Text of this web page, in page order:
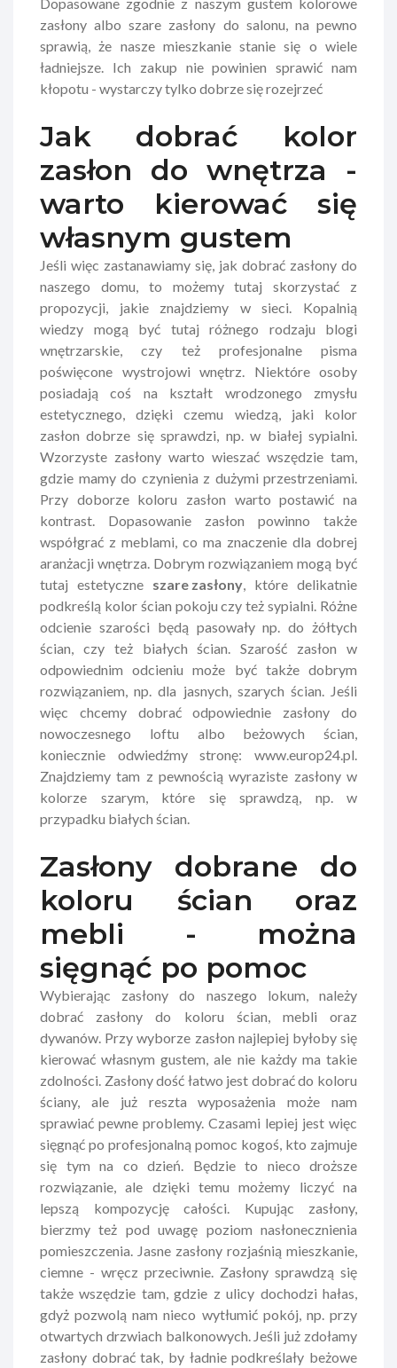
zasłony albo szare zasłony do salonu, na pewno
sprawią, że nasze mieszkanie stanie się o wiele
ładniejsze. Ich zakup nie powinien sprawić nam
kłopotu - wystarczy tylko dobrze się rozejrzeć
Jak dobrać kolor
zasłon do wnętrza -
warto kierować się
własnym gustem
Jeśli więc zastanawiamy się, jak dobrać zasłony do
naszego domu, to możemy tutaj skorzystać z
propozycji, jakie znajdziemy w sieci. Kopalnią
wiedzy mogą być tutaj różnego rodzaju blogi
wnętrzarskie, czy też profesjonalne pisma
poświęcone wystrojowi wnętrz. Niektóre osoby
posiadają coś na kształt wrodzonego zmysłu
estetycznego, dzięki czemu wiedzą, jaki kolor
zasłon dobrze się sprawdzi, np. w białej sypialni.
Wzorzyste zasłony warto wieszać wszędzie tam,
gdzie mamy do czynienia z dużymi przestrzeniami.
Przy doborze koloru zasłon warto postawić na
kontrast. Dopasowanie zasłon powinno także
współgrać z meblami, co ma znaczenie dla dobrej
aranżacji wnętrza. Dobrym rozwiązaniem mogą być
tutaj estetyczne szare zasłony , które delikatnie
podkreślą kolor ścian pokoju czy też sypialni. Różne
odcienie szarości będą pasowały np. do żółtych
ścian, czy też białych ścian. Szarość zasłon w
odpowiednim odcieniu może być także dobrym
rozwiązaniem, np. dla jasnych, szarych ścian. Jeśli
więc chcemy dobrać odpowiednie zasłony do
nowoczesnego loftu albo beżowych ścian,
koniecznie odwiedźmy stronę: www.europ24.pl.
Znajdziemy tam z pewnością wyraziste zasłony w
kolorze szarym, które się sprawdzą, np. w
przypadku białych ścian.
Zasłony dobrane do
koloru ścian oraz
mebli - można
sięgnąć po pomoc
Wybierając zasłony do naszego lokum, należy
dobrać zasłony do koloru ścian, mebli oraz
dywanów. Przy wyborze zasłon najlepiej byłoby się
kierować własnym gustem, ale nie każdy ma takie
zdolności. Zasłony dość łatwo jest dobrać do koloru
ściany, ale już reszta wyposażenia może nam
sprawiać pewne problemy. Czasami lepiej jest więc
sięgnąć po profesjonalną pomoc kogoś, kto zajmuje
się tym na co dzień. Będzie to nieco droższe
rozwiązanie, ale dzięki temu możemy liczyć na
lepszą kompozycję całości. Kupując zasłony,
bierzmy też pod uwagę poziom nasłonecznienia
pomieszczenia. Jasne zasłony rozjaśnią mieszkanie,
ciemne - wręcz przeciwnie. Zasłony sprawdzą się
także wszędzie tam, gdzie z ulicy dochodzi hałas,
gdyż pozwolą nam nieco wytłumić pokój, np. przy
otwartych drzwiach balkonowych. Jeśli już zdołamy
zasłony dobrać tak, by ładnie podkreślały beżowe